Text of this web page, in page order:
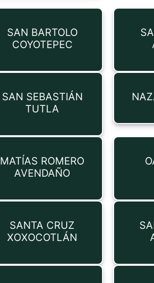
SAN BARTOLO
COYOTEPEC
SAN SEBASTIÁN
TUTLA
MATÍAS ROMERO
AVENDAÑO
SANTA CRUZ
XOXOCOTLÁN